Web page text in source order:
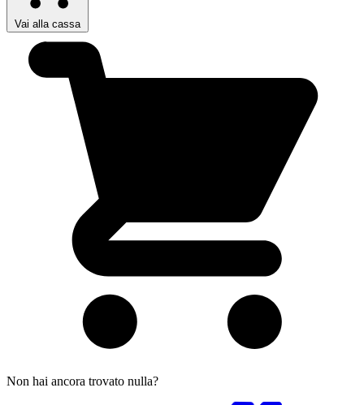
Vai alla cassa
Non hai ancora trovato nulla?